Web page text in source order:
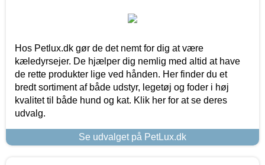
Hos Petlux.dk gør de det nemt for dig at være
kæledyrsejer. De hjælper dig nemlig med altid at have
de rette produkter lige ved hånden. Her finder du et
bredt sortiment af både udstyr, legetøj og foder i høj
kvalitet til både hund og kat. Klik her for at se deres
udvalg.
Se udvalget på PetLux.dk